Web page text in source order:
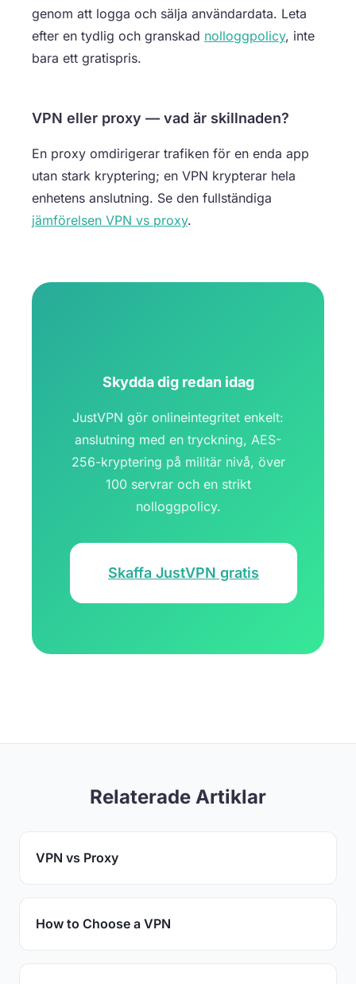
genom att logga och sälja användardata. Leta
efter en tydlig och granskad nolloggpolicy, inte
bara ett gratispris.
VPN eller proxy — vad är skillnaden?
En proxy omdirigerar trafiken för en enda app
utan stark kryptering; en VPN krypterar hela
enhetens anslutning. Se den fullständiga
jämförelsen VPN vs proxy.
Skydda dig redan idag
JustVPN gör onlineintegritet enkelt:
anslutning med en tryckning, AES-
256-kryptering på militär nivå, över
100 servrar och en strikt
nolloggpolicy.
Skaffa JustVPN gratis
Relaterade Artiklar
VPN vs Proxy
How to Choose a VPN